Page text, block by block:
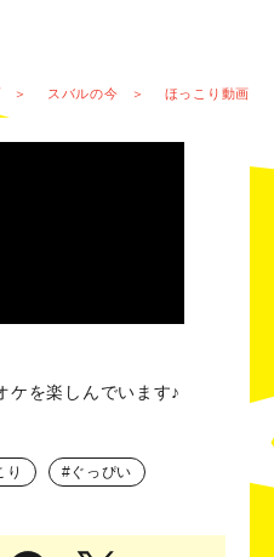
スバルの今 ほっこり動画
ケを楽しんでいます♪
り ぐっぴい